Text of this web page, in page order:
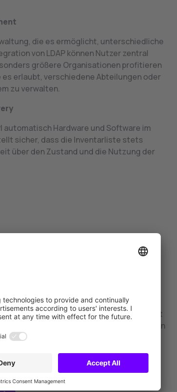
die es ermöglicht, unterschiedliche
von LDAP können Nutzer zentral
größere Organisationen profitieren
erlaubt, verschiedene Abteilungen oder
zu verwalten.
automatisch Hardware und Software im
sicher, dass die Inventarliste stets
über den Zustand und die Nutzung der
Termin
Helpdesk in einem Tool
Sie einen klaren Überblick über GLPI
was GLPI kann, welche Vorteile es bietet
Ihres Unternehmens zugeschnitten werden